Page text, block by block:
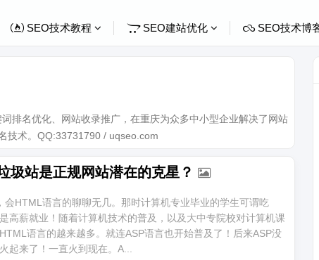
SEO技术教程 SEO建站优化 SEO技术博
排名优化、网站收录推广，在重庆为众多中小型企业解决了网站
技术。QQ:33731790 / uqseo.com
圾站是正规网站潜在的克星？
会HTML语言的聊聊无几。那时计算机专业毕业的学生可谓吃
高薪就业！随着计算机技术的普及，以及大中专院校对计算机课
语言的越来越多。就连ASP语言也开始普及了！后来ASP没
起来了！一直火到现在。A...